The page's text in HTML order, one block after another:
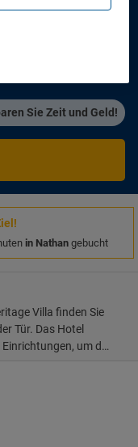
Sie Zeit und Geld!
in Nathan gebucht
Villa finden Sie
Tür. Das Hotel
um den